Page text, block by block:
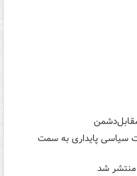
مقابل‌دشمن
سیاسی پایداری به سمت